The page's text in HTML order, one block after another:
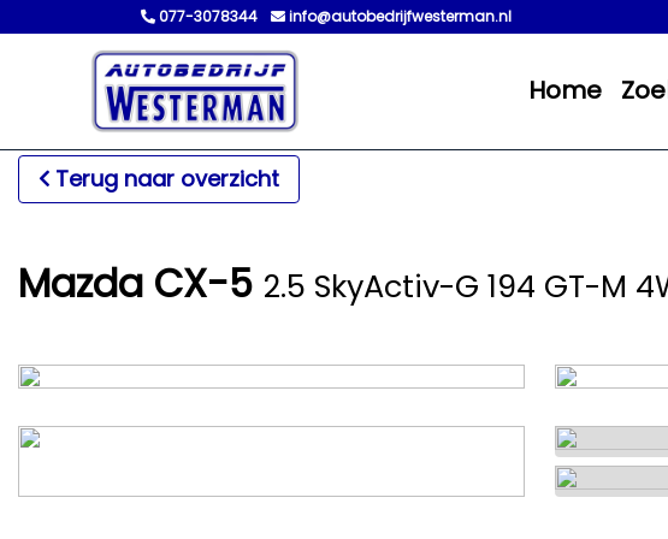
077-3078344 info@autobedrijfwesterman.nl
Home
Terug naar overzicht
Mazda CX-5 2.5 SkyActiv-G 194 GT-M